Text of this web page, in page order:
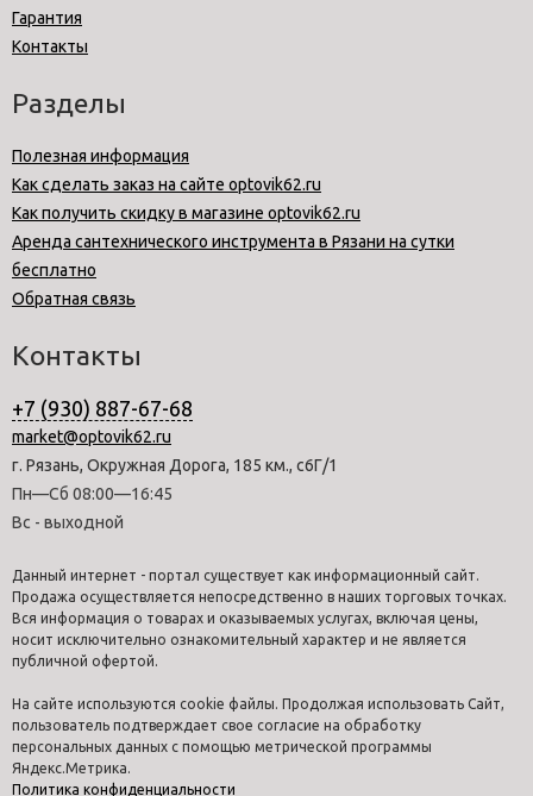
Гарантия
Контакты
Разделы
Полезная информация
Как сделать заказ на сайте optovik62.ru
Как получить скидку в магазине optovik62.ru
Аренда сантехнического инструмента в Рязани на сутки
бесплатно
Обратная связь
Контакты
+7 (930) 887-67-68
market@optovik62.ru
г. Рязань, Окружная Дорога, 185 км., с6Г/1
Пн—Сб 08:00—16:45
Вс - выходной
Данный интернет - портал существует как информационный сайт.
Продажа осуществляется непосредственно в наших торговых точках.
Вся информация о товарах и оказываемых услугах, включая цены,
носит исключительно ознакомительный характер и не является
публичной офертой.
На сайте используются cookie файлы. Продолжая использовать Сайт,
пользователь подтверждает свое согласие на обработку
персональных данных с помощью метрической программы
Яндекс.Метрика.
Политика конфиденциальности